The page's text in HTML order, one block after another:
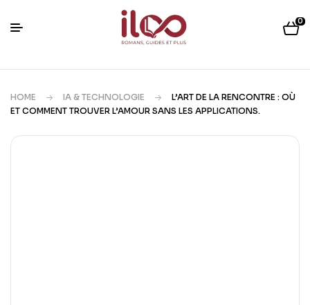
0
HOME IA & TECHNOLOGIE
L’ART DE LA RENCONTRE : OÙ
ET COMMENT TROUVER L’AMOUR SANS LES APPLICATIONS.